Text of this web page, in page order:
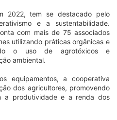
2022, tem se destacado pelo
e a sustentabilidade.
com mais de 75 associados
utilizando práticas orgânicas e
o uso de agrotóxicos e
ambiental.
equipamentos, a cooperativa
dos agricultores, promovendo
a produtividade e a renda dos